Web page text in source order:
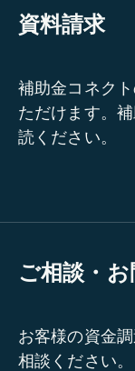
資料請求
補助金コネク
ただけます。
読ください。
ご相談・
お客様の資金
相談ください。